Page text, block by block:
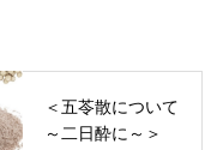
＜五苓散について
～二日酔に～＞